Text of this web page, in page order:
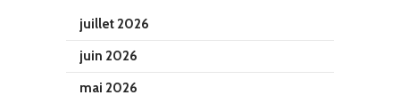
juillet 2026
juin 2026
mai 2026